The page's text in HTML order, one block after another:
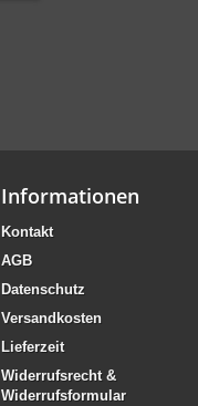
Informationen
Kontakt
AGB
Datenschutz
Versandkosten
Lieferzeit
Widerrufsrecht &
Widerrufsformular